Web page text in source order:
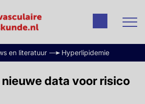
en literatuur Hyperlipidemie
data voor risico